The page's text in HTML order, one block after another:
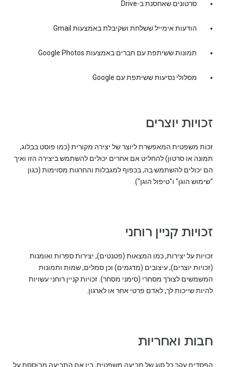
סרטונים שאחסנת ב-Drive
הודעות אימייל ששלחת ושקיבלת באמצעות Gmail
תמונות ששיתפת עם חברים באמצעות Google Photos
מסלולי נסיעות ששיתפת עם Google
זכויות יוצרים
זכות משפטית המאפשרת ליוצר של יצירה מקורית (כמו פוסט בבלוג,
תמונה או סרטון) להחליט אם אחרים יכולים להשתמש ביצירה הזו ואיך
הם יכולים להשתמש בה, בכפוף למגבלות והחרגות מסוימות (כגון
"שימוש הוגן" ו"טיפול הוגן").
זכויות קניין רוחני
זכויות על יצירות, כמו המצאות (פטנטים), יצירות ספרות ואומנות
(זכויות יוצרים), עיצובים (מדגמים) וכן סמלים, שמות ותמונות
המשמשים לצורך מסחרי (סימני מסחר). זכויות קניין רוחני עשויות
להיות שייכות לך, לאדם פרטי אחר או לארגון.
חבות ואחריות
הפסדים עקב כל סוג של תביעה משפטית, בין אם התביעה מבוססת על